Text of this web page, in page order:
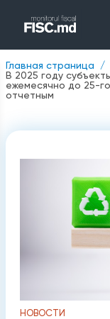
Главная страница
В 2025 году
ежемесячно до 25-
отчетным
НОВОСТИ